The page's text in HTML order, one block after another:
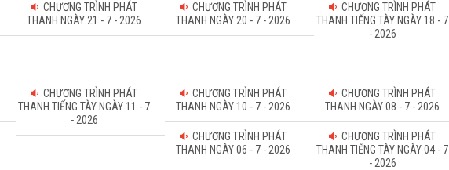
CHƯƠNG TRÌNH PHÁT
THANH NGÀY 21 - 7 - 2026
CHƯƠNG TRÌNH PHÁT
THANH NGÀY 20 - 7 - 2026
CHƯƠNG TRÌNH PHÁT
THANH TIẾNG TÀY NGÀY 18 - 7
- 2026
CHƯƠNG TRÌNH PHÁT
THANH TIẾNG TÀY NGÀY 11 - 7
- 2026
CHƯƠNG TRÌNH PHÁT
THANH NGÀY 10 - 7 - 2026
CHƯƠNG TRÌNH PHÁT
THANH NGÀY 08 - 7 - 2026
CHƯƠNG TRÌNH PHÁT
THANH NGÀY 06 - 7 - 2026
CHƯƠNG TRÌNH PHÁT
THANH TIẾNG TÀY NGÀY 04 - 7
- 2026